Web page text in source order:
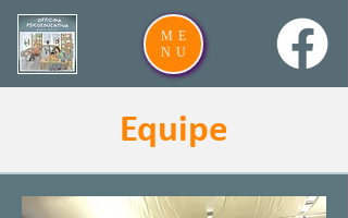
ME
NU
Equipe